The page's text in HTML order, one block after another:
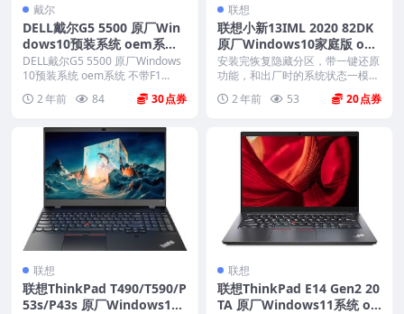
戴尔
DELL戴尔G5 5500 原厂Win
dows10预装系统 oem系统
不带F12一键还原
DELL戴尔G5 5500 原厂Windows
10预装系统 oem系统 不带F1...
2 年前
84 30
联想
联想小新13IML 2020 82DK
原厂Windows10家庭版 oe
m系统镜像下载
安装完恢复隐藏分区，带一键还原
功能，和出厂时的系统状态一模一
2 年前 53 20
联想
联想ThinkPad T490/T590/P
53s/P43s 原厂Windows10
联想
联想ThinkPad E14 Gen2 20
TA 原厂Windows11系统 oe